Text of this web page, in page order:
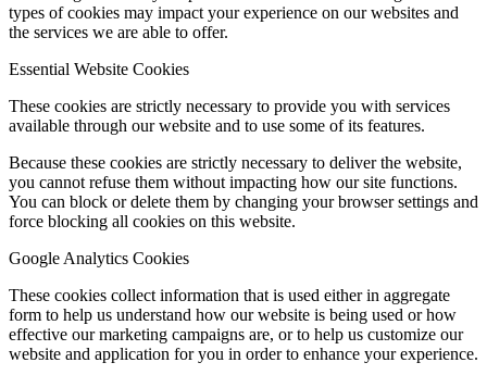
types of cookies may impact your experience on our websites and
the services we are able to offer.
Essential Website Cookies
These cookies are strictly necessary to provide you with services
available through our website and to use some of its features.
Because these cookies are strictly necessary to deliver the website,
you cannot refuse them without impacting how our site functions.
You can block or delete them by changing your browser settings and
force blocking all cookies on this website.
Google Analytics Cookies
These cookies collect information that is used either in aggregate
form to help us understand how our website is being used or how
effective our marketing campaigns are, or to help us customize our
website and application for you in order to enhance your experience.